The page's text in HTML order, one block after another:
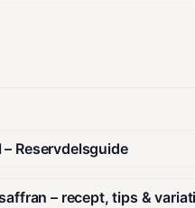
Reservdelsguide
– recept, tips &